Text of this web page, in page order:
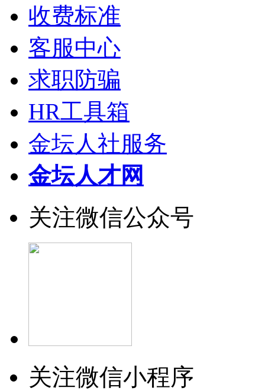
收费标准
客服中心
求职防骗
HR工具箱
金坛人社服务
金坛人才网
关注微信公众号
关注微信小程序